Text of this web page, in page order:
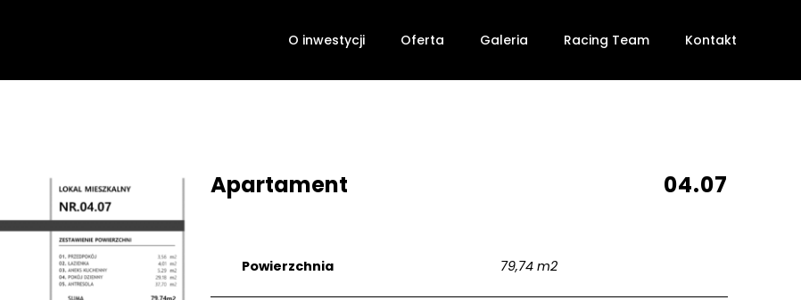
O inwestycji Oferta Galeria Racing Team Kontakt
Apartament 04.07
Powierzchnia 79,74 m2